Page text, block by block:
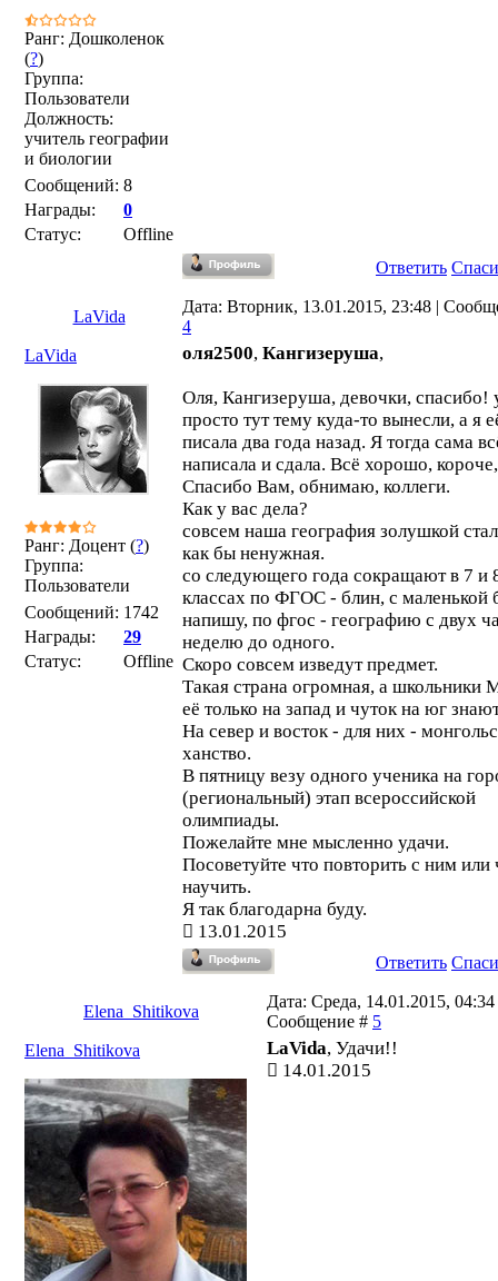
Ранг: Дошколенок
(?)
Группа:
Пользователи
Должность:
учитель географии
и биологии
Сообщений: 8
Награды:
0
Статус:
Offline
Ответить
LaVida
Дата: Вторник, 13.01.2015, 23:48 |
4
LaVida
Ранг: Доцент (?)
Группа:
Пользователи
Сообщений: 1742
Награды:
29
Статус:
Offline
оля2500, Кангизеруша,
Оля, Кангизеруша, девочки, спасибо!
просто тут тему куда-то вынесли, а я
писала два года назад. Я тогда сама
написала и сдала. Всё хорошо,
Спасибо Вам, обнимаю, коллеги.
Как у вас дела?
совсем наша география золушкой
как бы ненужная.
со следующего года сокращают в 7 и
классах по ФГОС - блин, с маленькой
напишу, по фгос - географию с двух
неделю до одного.
Скоро совсем изведут предмет.
Такая страна огромная, а школьники
её только на запад и чуток на юг
На север и восток - для них -
ханство.
В пятницу везу одного ученика на
(региональный) этап всероссийской
олимпиады.
Пожелайте мне мысленно удачи.
Посоветуйте что повторить с ним или
научить.
Я так благодарна буду.
13.01.2015
Ответить
Elena_Shitikova
Дата: Среда, 14.01.2015, 04:34
Сообщение # 5
Elena_Shitikova
LaVida, Удачи!!
14.01.2015